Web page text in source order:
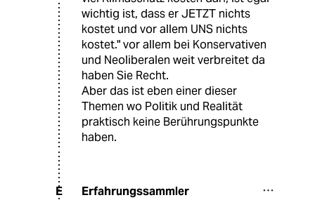
wichtig ist, dass er JETZT nichts
kostet und vor allem UNS nichts
kostet." vor allem bei Konservativen
und Neoliberalen weit verbreitet da
haben Sie Recht.
Aber das ist eben einer dieser
Themen wo Politik und Realität
praktisch keine Berührungspunkte
haben.
E Erfahrungssammler